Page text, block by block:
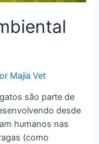
Majia Vet
são parte de
desde
humanos nas
(como